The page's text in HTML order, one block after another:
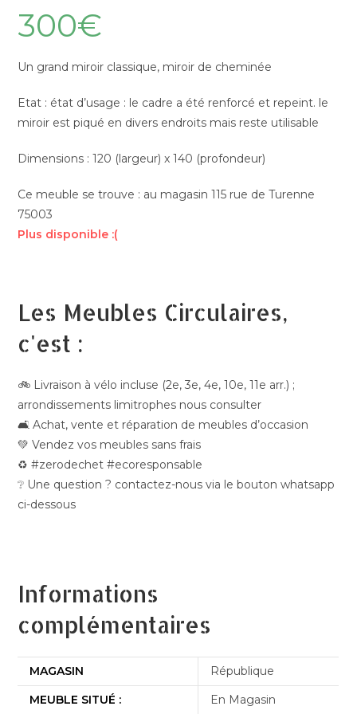
300€
Un grand miroir classique, miroir de cheminée
Etat : état d’usage : le cadre a été renforcé et repeint. le
miroir est piqué en divers endroits mais reste utilisable
Dimensions : 120 (largeur) x 140 (profondeur)
Ce meuble se trouve : au magasin 115 rue de Turenne
75003
Plus disponible :(
Les Meubles Circulaires,
c'est :
🚲 Livraison à vélo incluse (2e, 3e, 4e, 10e, 11e arr.) ;
arrondissements limitrophes nous consulter
🛋️ Achat, vente et réparation de meubles d’occasion
💚 Vendez vos meubles sans frais
♻️ #zerodechet #ecoresponsable
❔ Une question ? contactez-nous via le bouton whatsapp
ci-dessous
Informations
complémentaires
MAGASIN
République
MEUBLE SITUÉ :
En Magasin